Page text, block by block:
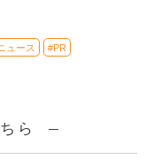
ュース #PR
ら